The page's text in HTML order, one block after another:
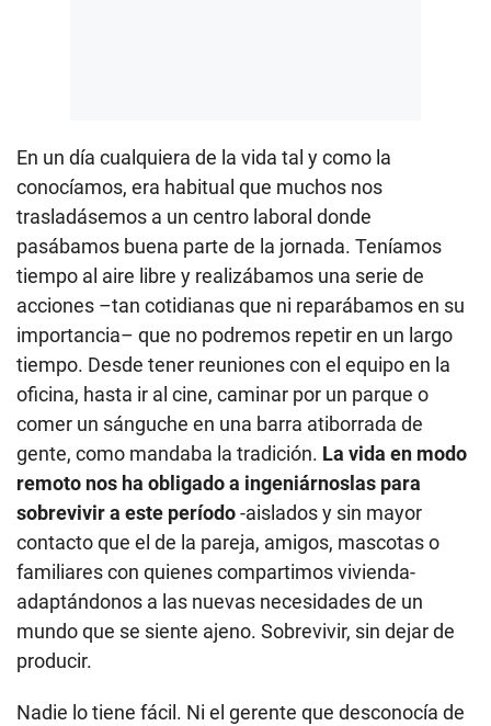
En un día cualquiera de la vida tal y como la
conocíamos, era habitual que muchos nos
trasladásemos a un centro laboral donde
pasábamos buena parte de la jornada. Teníamos
tiempo al aire libre y realizábamos una serie de
acciones –tan cotidianas que ni reparábamos en su
importancia– que no podremos repetir en un largo
tiempo. Desde tener reuniones con el equipo en la
oficina, hasta ir al cine, caminar por un parque o
comer un sánguche en una barra atiborrada de
gente, como mandaba la tradición. La vida en modo
remoto nos ha obligado a ingeniárnoslas para
sobrevivir a este período-aislados y sin mayor
contacto que el de la pareja, amigos, mascotas o
familiares con quienes compartimos vivienda-
adaptándonos a las nuevas necesidades de un
mundo que se siente ajeno. Sobrevivir, sin dejar de
producir.
Nadie lo tiene fácil. Ni el gerente que desconocía de